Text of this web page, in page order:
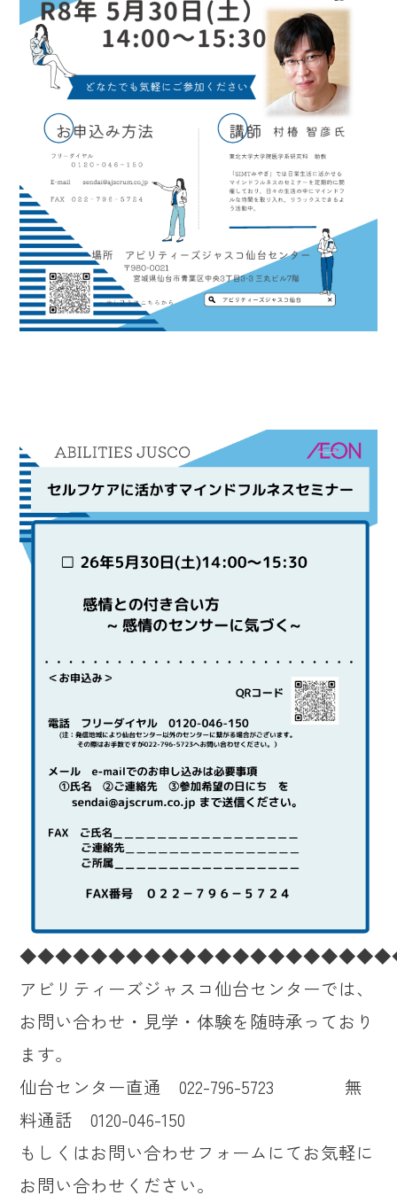
アビリティーズジャスコ仙台センターでは、
お問い合わせ・見学・体験を随時承っており
ます。
仙台センター直通 022-796-5723 無
料通話 0120-046-150
もしくはお問い合わせフォームにてお気軽に
お問い合わせください。